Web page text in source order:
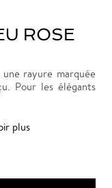
ROSE
une rayure marquée
Pour les élégants
plus